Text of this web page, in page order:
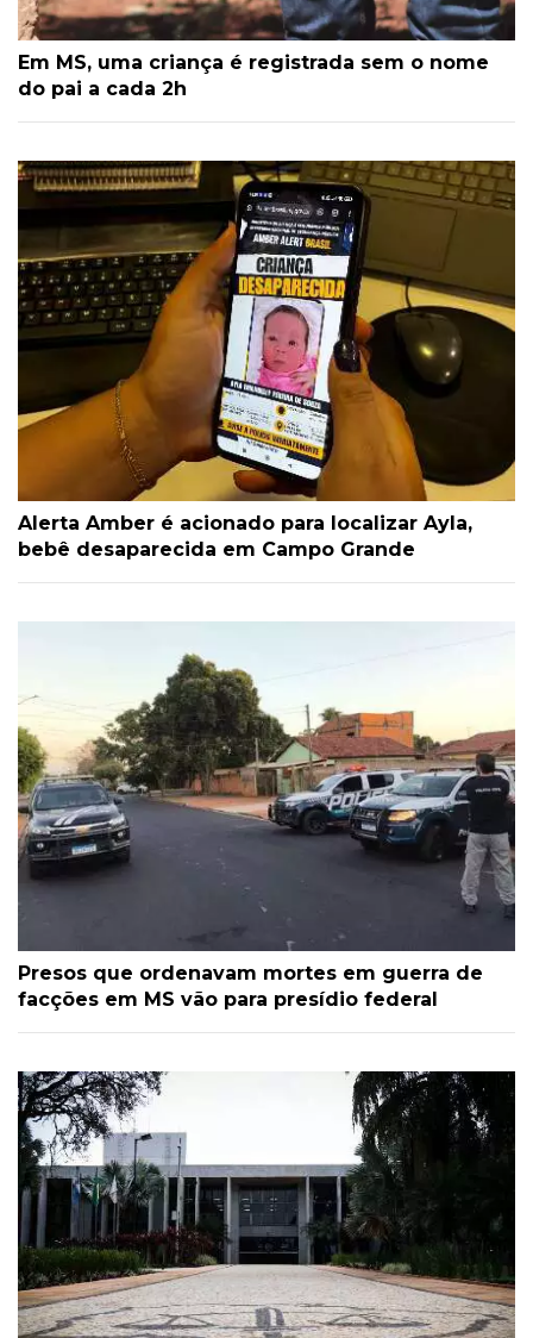
Em MS, uma criança é registrada sem o nome
do pai a cada 2h
Alerta Amber é acionado para localizar Ayla,
bebê desaparecida em Campo Grande
Presos que ordenavam mortes em guerra de
facções em MS vão para presídio federal